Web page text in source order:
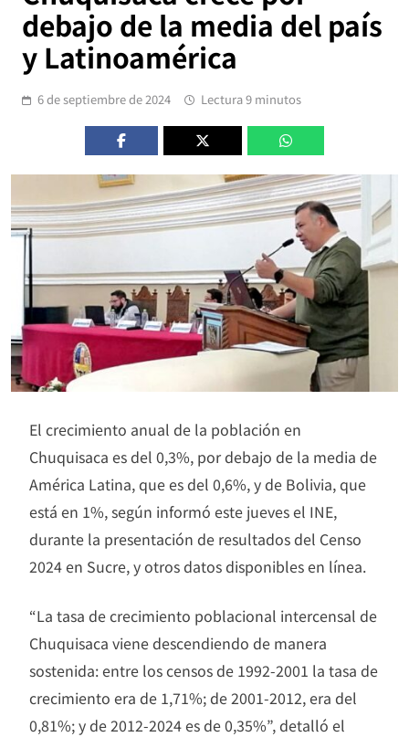
debajo de la media del país
y Latinoamérica
6 de septiembre de 2024 Lectura 9 minutos
El crecimiento anual de la población en
Chuquisaca es del 0,3%, por debajo de la media de
América Latina, que es del 0,6%, y de Bolivia, que
está en 1%, según informó este jueves el INE,
durante la presentación de resultados del Censo
2024 en Sucre, y otros datos disponibles en línea.
“La tasa de crecimiento poblacional intercensal de
Chuquisaca viene descendiendo de manera
sostenida: entre los censos de 1992-2001 la tasa de
crecimiento era de 1,71%; de 2001-2012, era del
0,81%; y de 2012-2024 es de 0,35%”, detalló el